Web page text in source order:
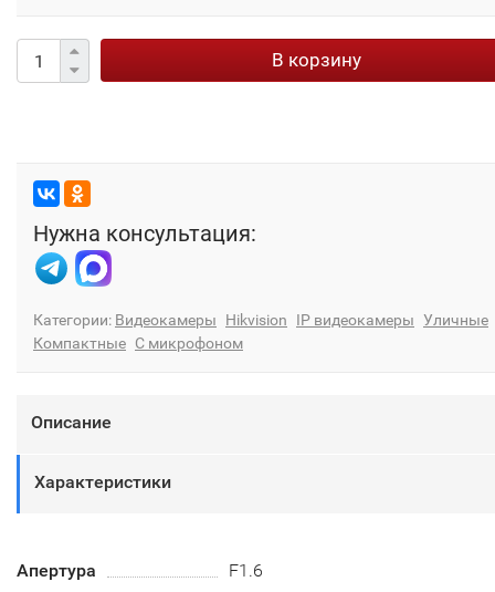
В корзину
Нужна консультация:
Категории: Видеокамеры Hikvision IP видеокамеры Уличные
Компактные С микрофоном
Описание
Характеристики
Апертура
F1.6